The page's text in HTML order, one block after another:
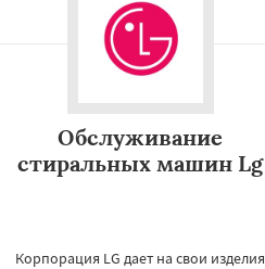
Обслуживание
стиральных машин Lg
Корпорация LG дает на свои изделия